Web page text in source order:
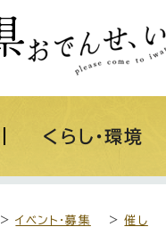
くらし・環境
>イベント・募集 >催し